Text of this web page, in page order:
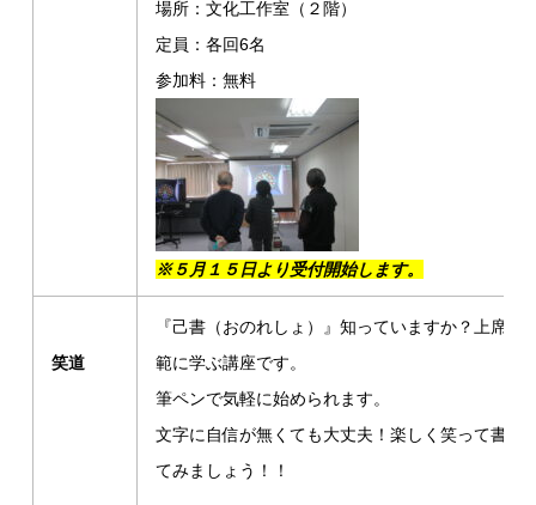
場所：文化工作室（２階）
定員：各回6名
参加料：無料
※５月１５日より受付開始します。
笑道
『己書（おのれしょ）』知っていますか？上席師
範に学ぶ講座です。
筆ペンで気軽に始められます。
文字に自信が無くても大丈夫！楽しく笑って書い
てみましょう！！